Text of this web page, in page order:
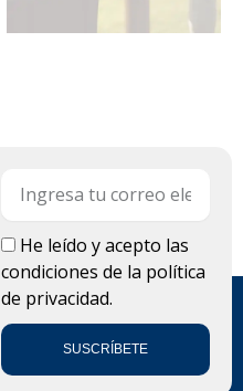
LOPDHe leído y acepto las
condiciones de la política
de privacidad.
SUSCRÍBETE